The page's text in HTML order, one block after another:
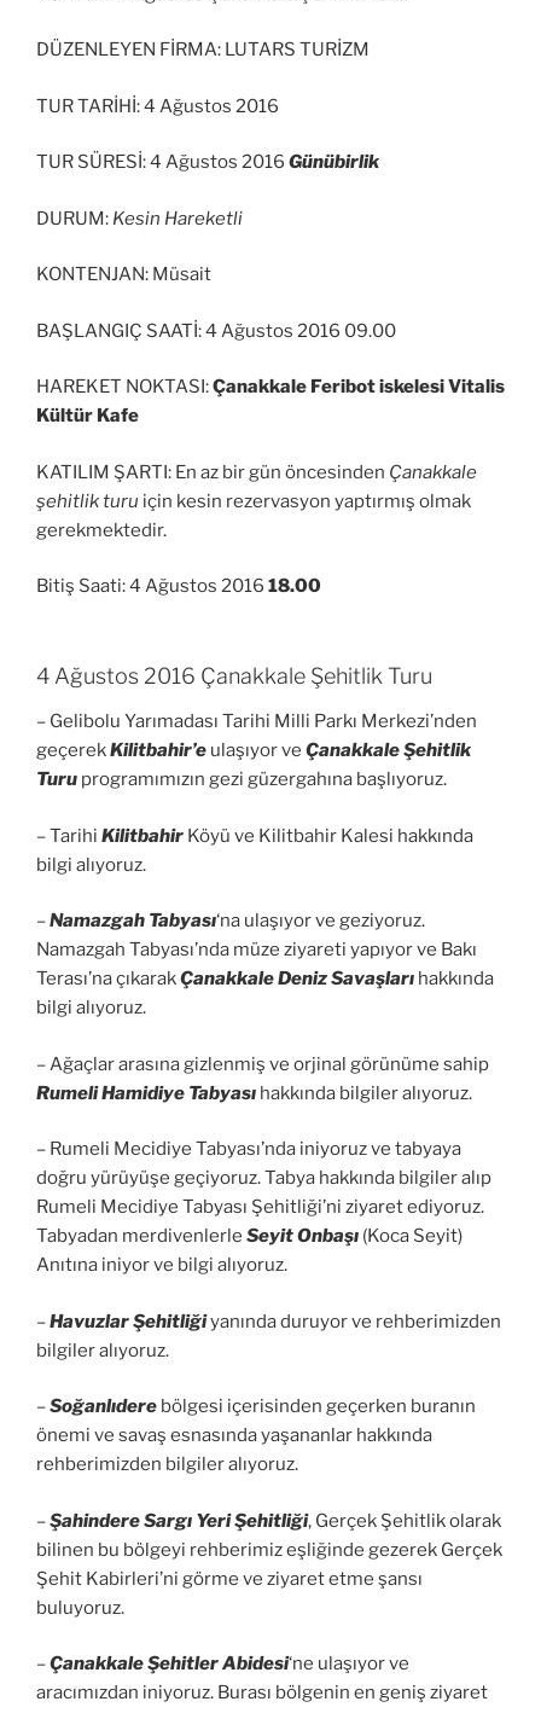
DÜZENLEYEN FİRMA: LUTARS TURİZM
TUR TARİHİ: 4 Ağustos 2016
TUR SÜRESİ: 4 Ağustos 2016 Günübirlik
DURUM: Kesin Hareketli
KONTENJAN: Müsait
BAŞLANGIÇ SAATİ: 4 Ağustos 2016 09.00
HAREKET NOKTASI:Çanakkale Feribot iskelesi Vitalis
Kültür Kafe
KATILIM ŞARTI: En az bir gün öncesinden Çanakkale
şehitlik turu için kesin rezervasyon yaptırmış olmak
gerekmektedir.
Bitiş Saati: 4 Ağustos 2016 18.00
4 Ağustos 2016 Çanakkale Şehitlik Turu
– Gelibolu Yarımadası Tarihi Milli Parkı Merkezi’nden
geçerekKilitbahir’e ulaşıyor ve Çanakkale Şehitlik
Turu programımızın gezi güzergahına başlıyoruz.
– Tarihi Kilitbahir Köyü ve Kilitbahir Kalesi hakkında
bilgi alıyoruz.
–Namazgah Tabyası‘na ulaşıyor ve geziyoruz.
Namazgah Tabyası’nda müze ziyareti yapıyor ve Bakı
Terası’na çıkarakÇanakkale Deniz Savaşları hakkında
bilgi alıyoruz.
– Ağaçlar arasına gizlenmiş ve orjinal görünüme sahip
Rumeli Hamidiye Tabyası hakkında bilgiler alıyoruz.
– Rumeli Mecidiye Tabyası’nda iniyoruz ve tabyaya
doğru yürüyüşe geçiyoruz. Tabya hakkında bilgiler alıp
Rumeli Mecidiye Tabyası Şehitliği’ni ziyaret ediyoruz.
Tabyadan merdivenlerle Seyit Onbaşı (Koca Seyit)
Anıtına iniyor ve bilgi alıyoruz.
–Havuzlar Şehitliğiyanında duruyor ve rehberimizden
bilgiler alıyoruz.
–Soğanlıdere bölgesi içerisinden geçerken buranın
önemi ve savaş esnasında yaşananlar hakkında
rehberimizden bilgiler alıyoruz.
–Şahindere Sargı Yeri Şehitliği, Gerçek Şehitlik olarak
bilinen bu bölgeyi rehberimiz eşliğinde gezerek Gerçek
Şehit Kabirleri’ni görme ve ziyaret etme şansı
buluyoruz.
–Çanakkale Şehitler Abidesi‘ne ulaşıyor ve
aracımızdan iniyoruz. Burası bölgenin en geniş ziyaret